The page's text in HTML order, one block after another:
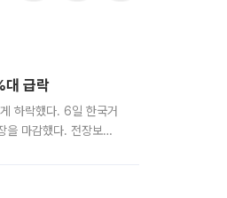
급락
하락했다. 6일 한국거
마감했다. 전장보다